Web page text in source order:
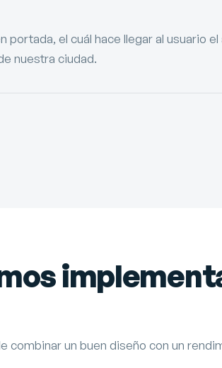
el cuál hace llegar al usuario
nuestra ciudad.
combinar un buen diseño con un